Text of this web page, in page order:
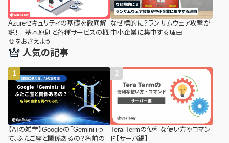
Azureセキュリティの基礎を徹底解
説！ 基本原則と各種サービスの概
要をおさえよう
なぜ標的に？ランサムウェア攻撃が
中小企業に集中する理由
人気の記事
【AIの雑学】Googleの「Gemini」っ
て、ふたご座と関係あるの？名前の
Tera Termの便利な使い方やコマン
ド【サーバ編】